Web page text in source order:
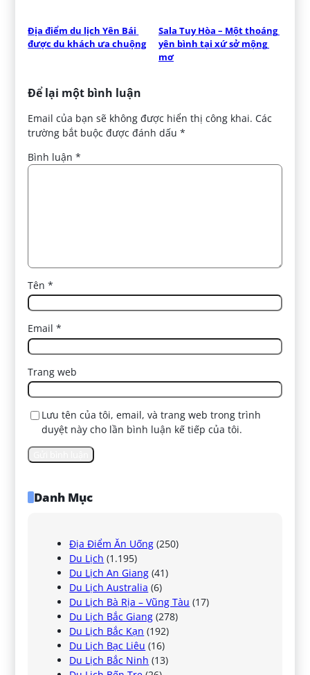
Địa điểm du lịch Yên Bái
được du khách ưa chuộng
Sala Tuy Hòa – Một thoáng
yên bình tại xứ sở mộng
mơ
Để lại một bình luận
Email của bạn sẽ không được hiển thị công khai. Các
trường bắt buộc được đánh dấu*
Bình luận*
Tên*
Email*
Trang web
Lưu tên của tôi, email, và trang web trong trình
duyệt này cho lần bình luận kế tiếp của tôi.
Danh Mục
Địa Điểm Ăn Uống (250)
Du Lịch (1.195)
Du Lịch An Giang (41)
Du Lịch Australia (6)
Du Lịch Bà Rịa – Vũng Tàu (17)
Du Lịch Bắc Giang (278)
Du Lịch Bắc Kạn (192)
Du Lịch Bạc Liêu (16)
Du Lịch Bắc Ninh (13)